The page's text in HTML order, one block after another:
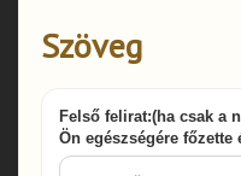
Szöveg
Felső felirat:(ha csak a
Ön egészségére főzette